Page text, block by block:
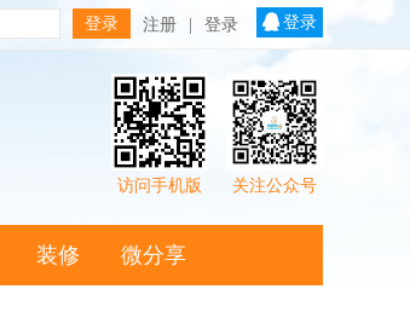
注册 登录 登录
关注公众号
访问手机版
装修 微分享